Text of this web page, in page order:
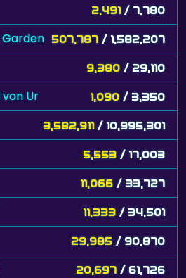
2,491 / 7,780
507,787 / 1,582,207
9,380 / 29,110
von Ur 1,090 / 3,350
3,582,911 / 10,995,301
5,553 / 17,003
11,066 / 33,727
11,333 / 34,501
29,985 / 90,870
20,697 / 61,726